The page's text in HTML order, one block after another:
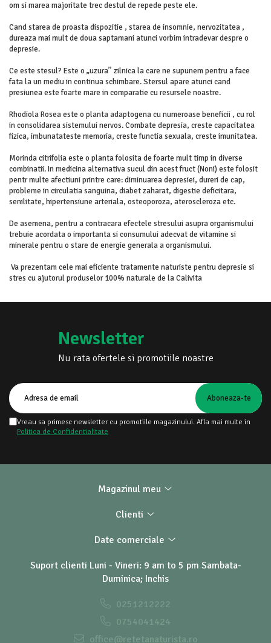
om si marea majoritate trec destul de repede peste ele.
Cand starea de proasta dispozitie , starea de insomnie, nervozitatea ,
dureaza mai mult de doua saptamani atunci vorbim intradevar despre o
depresie.
Ce este stesul? Este o „uzura’’ zilnica la care ne supunem pentru a face
fata la un mediu in continua schimbare. Stersul apare atunci cand
presiunea este foarte mare in comparatie cu resursele noastre.
Rhodiola Rosea este o planta adaptogena cu numeroase beneficii , cu rol
in consolidarea sistemului nervos. Combate depresia, creste capacitatea
fizica, imbunatateste memoria, creste functia sexuala, creste imunitatea.
Morinda citrifolia este o planta folosita de foarte mult timp in diverse
combinatii. In medicina alternativa sucul din acest fruct (Noni) este folosit
pentr multe afectiuni printre care: diminuarea depresiei, dureri de cap,
probleme in circulatia sanguina, diabet zaharat, digestie deficitara,
senilitate, hipertensiune arteriala, osteoporoza, ateroscleroza etc.
De asemena, pentru a contracara efectele stresului asupra organismului
trebuie acordata o importanta si consumului adecvat de vitamine si
minerale pentru o stare de energie generala a organismului.
Va prezentam cele mai eficiente tratamente naturiste pentru depresie si
stres cu ajutorul produselor 100% naturale de la Calivita
Newsletter
Nu rata ofertele si promotiile noastre
Vreau sa primesc newsletter cu promotiile magazinului. Afla mai multe in
Politica de Confidentialitate
Magazinul meu
Clienti
Date comerciale
Suport clienti Luni - Vineri: 9 am to 5 pm Sambata-
Duminica; Inchis
0251212222
0754041424
office@retetanaturista.ro